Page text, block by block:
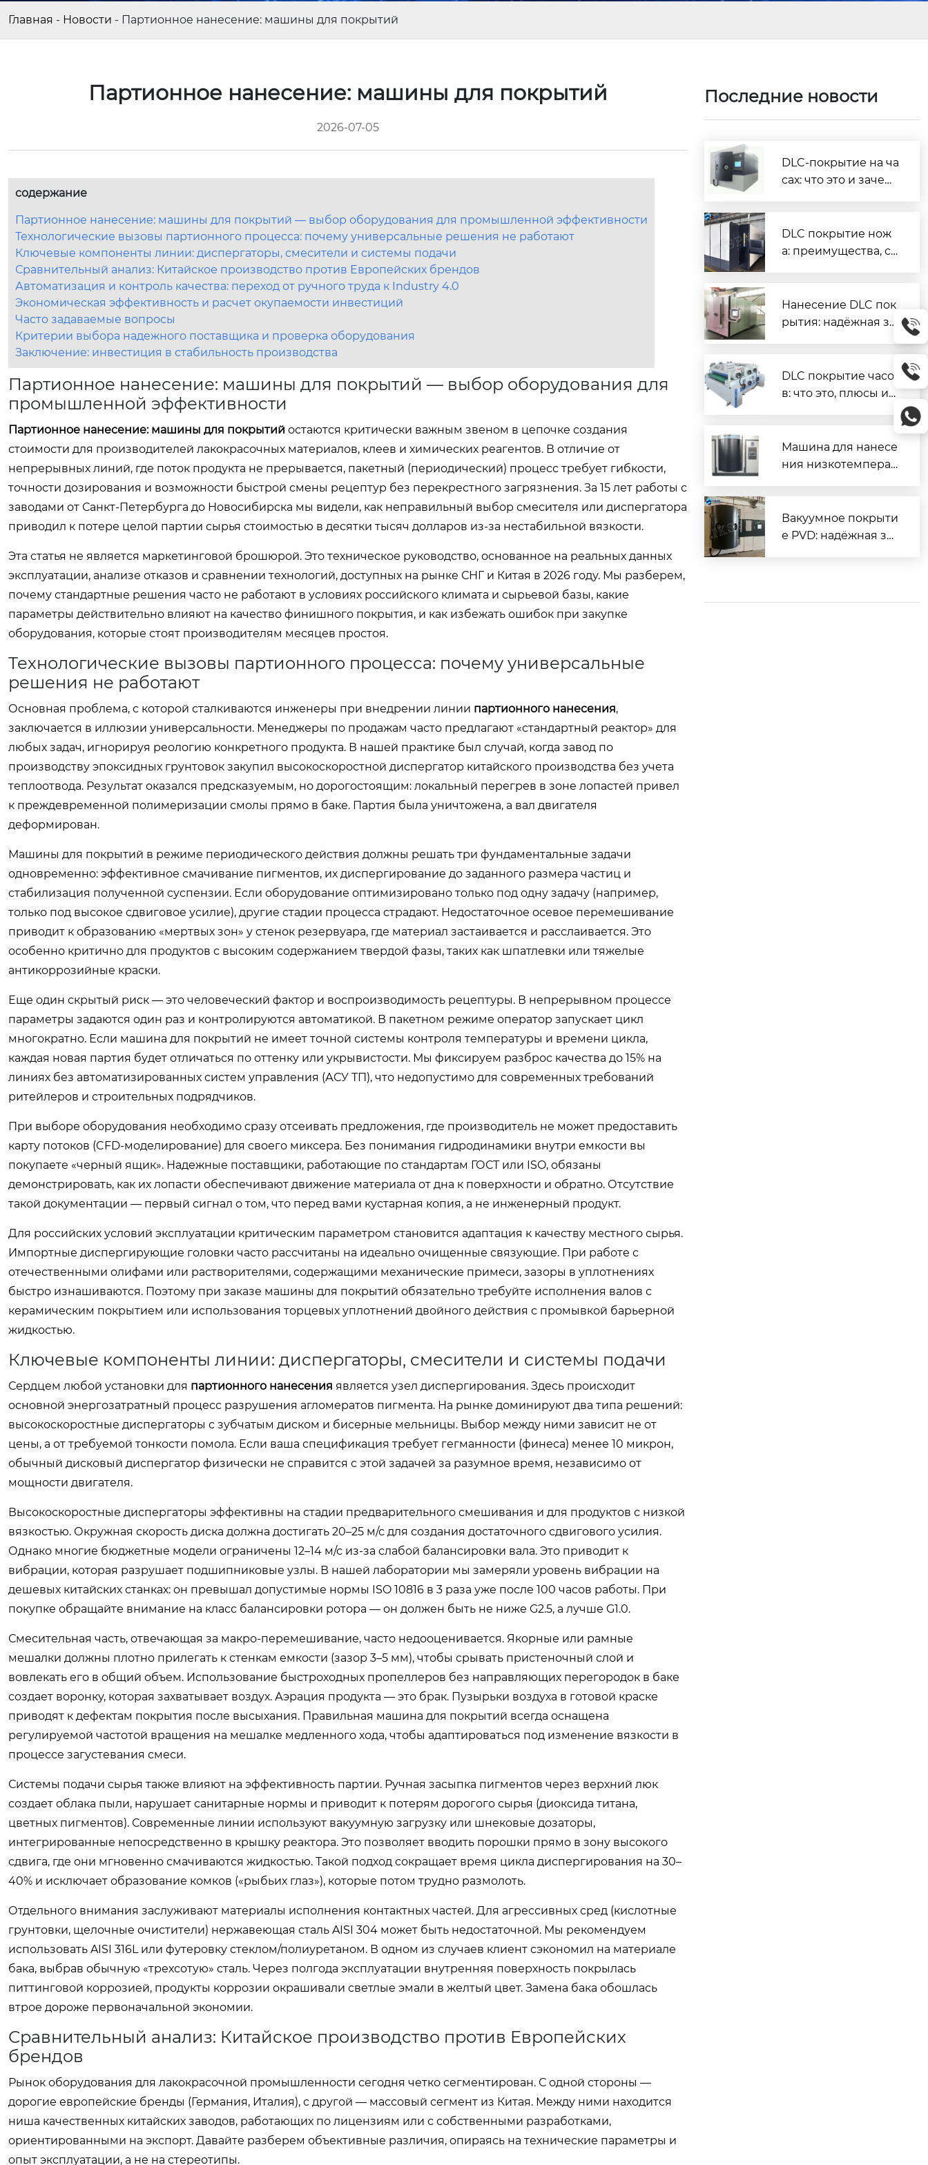
Главная - Новости - Партионное нанесение: машины для покрытий
Партионное нанесение: машины для покрытий
2026-07-05
содержание
Партионное нанесение: машины для покрытий — выбор оборудования для промышленной эффективности
Технологические вызовы партионного процесса: почему универсальные решения не работают
Ключевые компоненты линии: диспергаторы, смесители и системы подачи
Сравнительный анализ: Китайское производство против Европейских брендов
Автоматизация и контроль качества: переход от ручного труда к Industry 4.0
Экономическая эффективность и расчет окупаемости инвестиций
Часто задаваемые вопросы
Критерии выбора надежного поставщика и проверка оборудования
Заключение: инвестиция в стабильность производства
Партионное нанесение: машины для покрытий — выбор оборудования для
промышленной эффективности
Партионное нанесение: машины для покрытий остаются критически важным звеном в цепочке создания
стоимости для производителей лакокрасочных материалов, клеев и химических реагентов. В отличие от
непрерывных линий, где поток продукта не прерывается, пакетный (периодический) процесс требует гибкости,
точности дозирования и возможности быстрой смены рецептур без перекрестного загрязнения. За 15 лет работы с
заводами от Санкт-Петербурга до Новосибирска мы видели, как неправильный выбор смесителя или диспергатора
приводил к потере целой партии сырья стоимостью в десятки тысяч долларов из-за нестабильной вязкости.
Эта статья не является маркетинговой брошюрой. Это техническое руководство, основанное на реальных данных
эксплуатации, анализе отказов и сравнении технологий, доступных на рынке СНГ и Китая в 2026 году. Мы разберем,
почему стандартные решения часто не работают в условиях российского климата и сырьевой базы, какие
параметры действительно влияют на качество финишного покрытия, и как избежать ошибок при закупке
оборудования, которые стоят производителям месяцев простоя.
Технологические вызовы партионного процесса: почему универсальные
решения не работают
Основная проблема, с которой сталкиваются инженеры при внедрении линии партионного нанесения,
заключается в иллюзии универсальности. Менеджеры по продажам часто предлагают «стандартный реактор» для
любых задач, игнорируя реологию конкретного продукта. В нашей практике был случай, когда завод по
производству эпоксидных грунтовок закупил высокоскоростной диспергатор китайского производства без учета
теплоотвода. Результат оказался предсказуемым, но дорогостоящим: локальный перегрев в зоне лопастей привел
к преждевременной полимеризации смолы прямо в баке. Партия была уничтожена, а вал двигателя
деформирован.
Машины для покрытий в режиме периодического действия должны решать три фундаментальные задачи
одновременно: эффективное смачивание пигментов, их диспергирование до заданного размера частиц и
стабилизация полученной суспензии. Если оборудование оптимизировано только под одну задачу (например,
только под высокое сдвиговое усилие), другие стадии процесса страдают. Недостаточное осевое перемешивание
приводит к образованию «мертвых зон» у стенок резервуара, где материал застаивается и расслаивается. Это
особенно критично для продуктов с высоким содержанием твердой фазы, таких как шпатлевки или тяжелые
антикоррозийные краски.
Еще один скрытый риск — это человеческий фактор и воспроизводимость рецептуры. В непрерывном процессе
параметры задаются один раз и контролируются автоматикой. В пакетном режиме оператор запускает цикл
многократно. Если машина для покрытий не имеет точной системы контроля температуры и времени цикла,
каждая новая партия будет отличаться по оттенку или укрывистости. Мы фиксируем разброс качества до 15% на
линиях без автоматизированных систем управления (АСУ ТП), что недопустимо для современных требований
ритейлеров и строительных подрядчиков.
При выборе оборудования необходимо сразу отсеивать предложения, где производитель не может предоставить
карту потоков (CFD-моделирование) для своего миксера. Без понимания гидродинамики внутри емкости вы
покупаете «черный ящик». Надежные поставщики, работающие по стандартам ГОСТ или ISO, обязаны
демонстрировать, как их лопасти обеспечивают движение материала от дна к поверхности и обратно. Отсутствие
такой документации — первый сигнал о том, что перед вами кустарная копия, а не инженерный продукт.
Для российских условий эксплуатации критическим параметром становится адаптация к качеству местного сырья.
Импортные диспергирующие головки часто рассчитаны на идеально очищенные связующие. При работе с
отечественными олифами или растворителями, содержащими механические примеси, зазоры в уплотнениях
быстро изнашиваются. Поэтому при заказе машины для покрытий обязательно требуйте исполнения валов с
керамическим покрытием или использования торцевых уплотнений двойного действия с промывкой барьерной
жидкостью.
Ключевые компоненты линии: диспергаторы, смесители и системы подачи
Сердцем любой установки для партионного нанесения является узел диспергирования. Здесь происходит
основной энергозатратный процесс разрушения агломератов пигмента. На рынке доминируют два типа решений:
высокоскоростные диспергаторы с зубчатым диском и бисерные мельницы. Выбор между ними зависит не от
цены, а от требуемой тонкости помола. Если ваша спецификация требует гегманности (финеса) менее 10 микрон,
обычный дисковый диспергатор физически не справится с этой задачей за разумное время, независимо от
мощности двигателя.
Высокоскоростные диспергаторы эффективны на стадии предварительного смешивания и для продуктов с низкой
вязкостью. Окружная скорость диска должна достигать 20–25 м/с для создания достаточного сдвигового усилия.
Однако многие бюджетные модели ограничены 12–14 м/с из-за слабой балансировки вала. Это приводит к
вибрации, которая разрушает подшипниковые узлы. В нашей лаборатории мы замеряли уровень вибрации на
дешевых китайских станках: он превышал допустимые нормы ISO 10816 в 3 раза уже после 100 часов работы. При
покупке обращайте внимание на класс балансировки ротора — он должен быть не ниже G2.5, а лучше G1.0.
Смесительная часть, отвечающая за макро-перемешивание, часто недооценивается. Якорные или рамные
мешалки должны плотно прилегать к стенкам емкости (зазор 3–5 мм), чтобы срывать пристеночный слой и
вовлекать его в общий объем. Использование быстроходных пропеллеров без направляющих перегородок в баке
создает воронку, которая захватывает воздух. Аэрация продукта — это брак. Пузырьки воздуха в готовой краске
приводят к дефектам покрытия после высыхания. Правильная машина для покрытий всегда оснащена
регулируемой частотой вращения на мешалке медленного хода, чтобы адаптироваться под изменение вязкости в
процессе загустевания смеси.
Системы подачи сырья также влияют на эффективность партии. Ручная засыпка пигментов через верхний люк
создает облака пыли, нарушает санитарные нормы и приводит к потерям дорогого сырья (диоксида титана,
цветных пигментов). Современные линии используют вакуумную загрузку или шнековые дозаторы,
интегрированные непосредственно в крышку реактора. Это позволяет вводить порошки прямо в зону высокого
сдвига, где они мгновенно смачиваются жидкостью. Такой подход сокращает время цикла диспергирования на 30–
40% и исключает образование комков («рыбьих глаз»), которые потом трудно размолоть.
Отдельного внимания заслуживают материалы исполнения контактных частей. Для агрессивных сред (кислотные
грунтовки, щелочные очистители) нержавеющая сталь AISI 304 может быть недостаточной. Мы рекомендуем
использовать AISI 316L или футеровку стеклом/полиуретаном. В одном из случаев клиент сэкономил на материале
бака, выбрав обычную «трехсотую» сталь. Через полгода эксплуатации внутренняя поверхность покрылась
питтинговой коррозией, продукты коррозии окрашивали светлые эмали в желтый цвет. Замена бака обошлась
втрое дороже первоначальной экономии.
Сравнительный анализ: Китайское производство против Европейских
брендов
Рынок оборудования для лакокрасочной промышленности сегодня четко сегментирован. С одной стороны —
дорогие европейские бренды (Германия, Италия), с другой — массовый сегмент из Китая. Между ними находится
ниша качественных китайских заводов, работающих по лицензиям или с собственными разработками,
ориентированными на экспорт. Давайте разберем объективные различия, опираясь на технические параметры и
опыт эксплуатации, а не на стереотипы.
Последние новости
DLC-покрытие на ча
сах: что это и зачем
DLC покрытие нож
а: преимущества, ср
Нанесение DLC пок
рытия: надёжная за
DLC покрытие часо
в: что это, плюсы и
Машина для нанесе
ния низкотемперат
ение для промышл
енного применени
Вакуумное покрыти
е PVD: надёжная за